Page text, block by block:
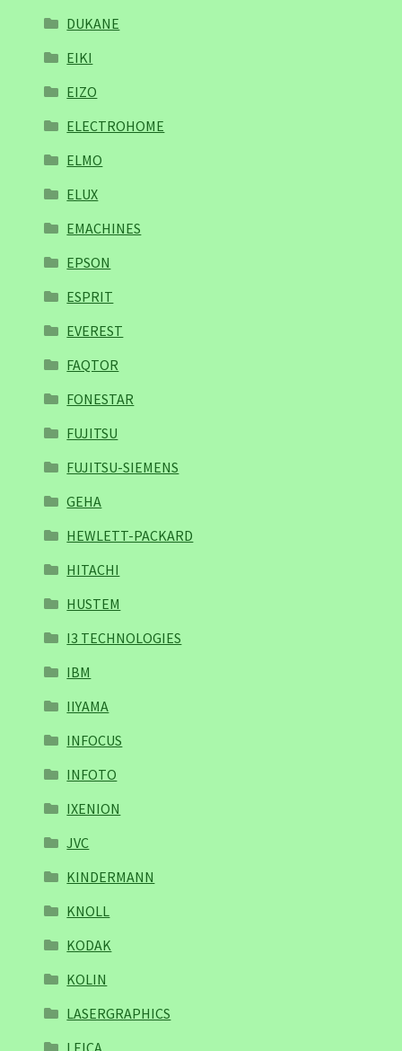
DUKANE
EIKI
EIZO
ELECTROHOME
ELMO
ELUX
EMACHINES
EPSON
ESPRIT
EVEREST
FAQTOR
FONESTAR
FUJITSU
FUJITSU-SIEMENS
GEHA
HEWLETT-PACKARD
HITACHI
HUSTEM
I3 TECHNOLOGIES
IBM
IIYAMA
INFOCUS
INFOTO
IXENION
JVC
KINDERMANN
KNOLL
KODAK
KOLIN
LASERGRAPHICS